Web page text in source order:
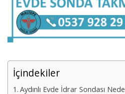
İçindekiler
Aydınlı Evde İdrar Sondası